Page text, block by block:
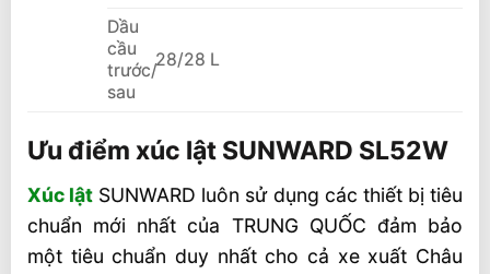
Dầu
cầu
trước/
sau
28/28 L
Ưu điểm xúc lật SUNWARD SL52W
Xúc lật SUNWARD luôn sử dụng các thiết bị tiêu
chuẩn mới nhất của TRUNG QUỐC đảm bảo
một tiêu chuẩn duy nhất cho cả xe xuất Châu